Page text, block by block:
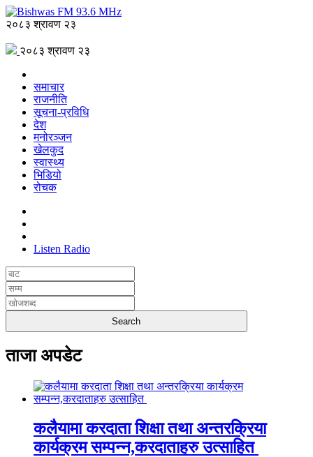
२०८३ श्रावण २३
२०८३ श्रावण २३
समाचार
राजनीति
सूचना-प्रविधि
देश
मनोरञ्जन
खेलकुद
स्वास्थ्य
भिडियो
रोचक
Listen Radio
ताजा अपडेट
कलैयामा करदाता शिक्षा तथा अन्तरक्रिया
कार्यक्रम सम्पन्न,करदाताहरु उत्साहित